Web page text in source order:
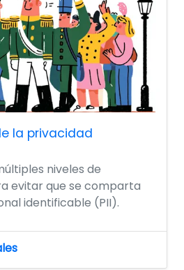
la privacidad
niveles de
evitar que se comparta
identificable (PII).